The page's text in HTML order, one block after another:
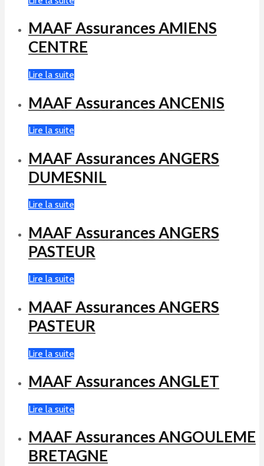
MAAF Assurances AMIENS
CENTRE
Lire la suite
MAAF Assurances ANCENIS
Lire la suite
MAAF Assurances ANGERS
DUMESNIL
Lire la suite
MAAF Assurances ANGERS
PASTEUR
Lire la suite
MAAF Assurances ANGERS
PASTEUR
Lire la suite
MAAF Assurances ANGLET
Lire la suite
MAAF Assurances ANGOULEME
BRETAGNE